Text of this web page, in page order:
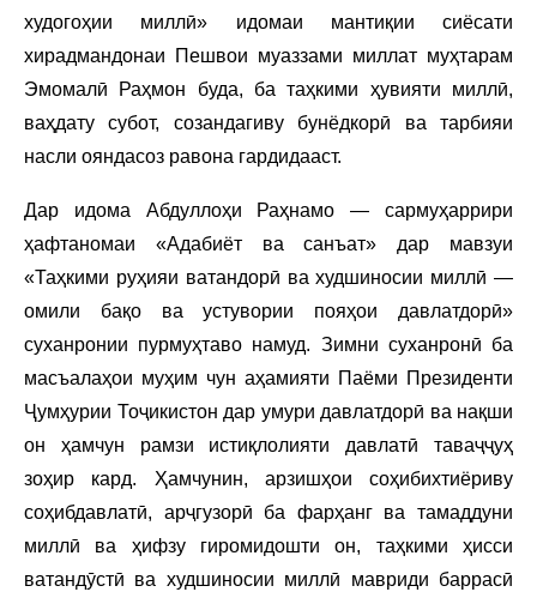
худогоҳии миллӣ» идомаи мантиқии сиёсати
хирадмандонаи Пешвои муаззами миллат муҳтарам
Эмомалӣ Раҳмон буда, ба таҳкими ҳувияти миллӣ,
ваҳдату субот, созандагиву бунёдкорӣ ва тарбияи
насли ояндасоз равона гардидааст.
Дар идома Абдуллоҳи Раҳнамо — сармуҳаррири
ҳафтаномаи «Адабиёт ва санъат» дар мавзуи
«Таҳкими руҳияи ватандорӣ ва худшиносии миллӣ —
омили бақо ва устувории пояҳои давлатдорӣ»
суханронии пурмуҳтаво намуд. Зимни суханронӣ ба
масъалаҳои муҳим чун аҳамияти Паёми Президенти
Ҷумҳурии Тоҷикистон дар умури давлатдорӣ ва нақши
он ҳамчун рамзи истиқлолияти давлатӣ таваҷҷуҳ
зоҳир кард. Ҳамчунин, арзишҳои соҳибихтиёриву
соҳибдавлатӣ, арҷгузорӣ ба фарҳанг ва тамаддуни
миллӣ ва ҳифзу гиромидошти он, таҳкими ҳисси
ватандӯстӣ ва худшиносии миллӣ мавриди баррасӣ